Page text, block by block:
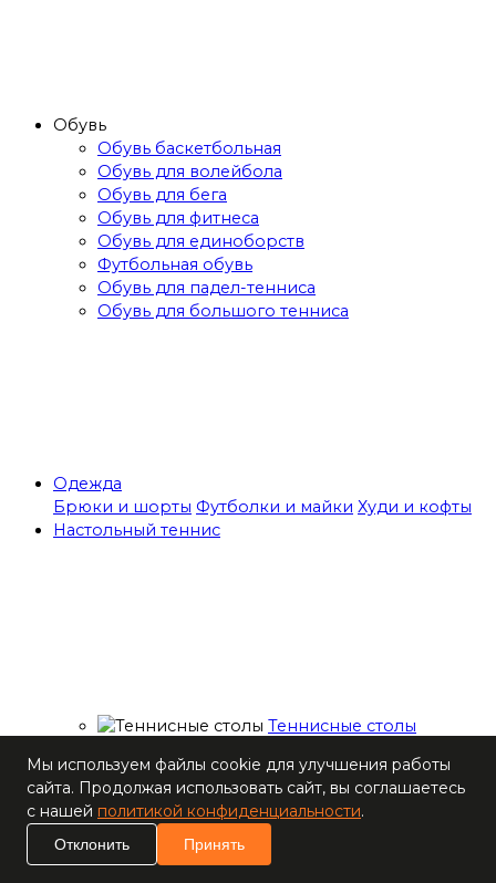
Обувь
Обувь баскетбольная
Обувь для волейбола
Обувь для бега
Обувь для фитнеса
Обувь для единоборств
Футбольная обувь
Обувь для падел-тенниса
Обувь для большого тенниса
Одежда
Брюки и шорты Футболки и майки Худи и кофты
Настольный теннис
Теннисные столы
Накладки для
ракеток
Основания для
ракеток
Мячи
Мы используем файлы cookie для улучшения работы
сайта. Продолжая использовать сайт, вы соглашаетесь
с нашей политикой конфиденциальности.
Отклонить Принять